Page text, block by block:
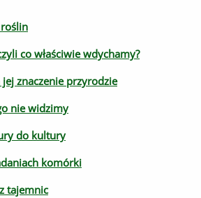
co właściwie wdychamy?
znaczenie przyrodzie
nie widzimy
do kultury
komórki
tajemnic